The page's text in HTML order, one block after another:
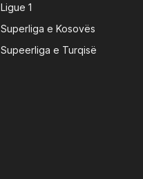
Ligue 1
Superliga e Kosovës
Supeerliga e Turqisë